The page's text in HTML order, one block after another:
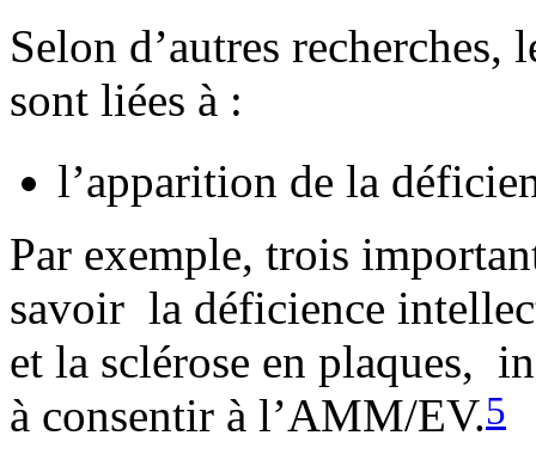
Selon d’autres
sont liées à :
l’apparition de la
Par exemple, trois
savoir la déficience
et la sclérose en plaques,
à consentir à l’AMM/EV.5